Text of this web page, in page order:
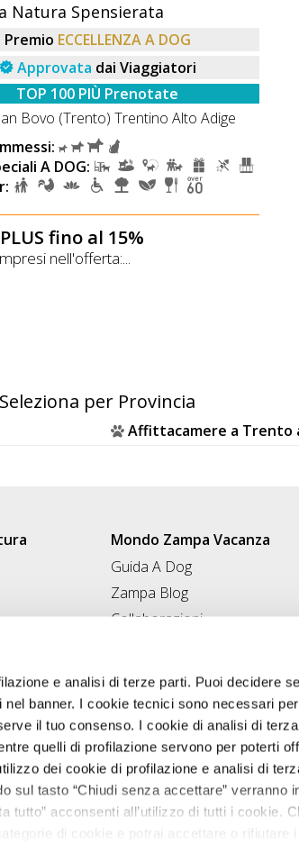
e analisi di terze parti. Puoi decidere
banner. I cookie tecnici sono necessari
il tuo consenso. I cookie di analisi di
quelli di profilazione servono per poterti
dei cookie di profilazione e analisi di
sul tasto “Chiudi senza accettare” verranno
tutto” acconsenti all’utilizzo di tutti i cookie.
di cookie e potrai accettare o rifiutare i
Natura Spensierata
Premio ECCELLENZA A DOG
Approvata dai Viaggiatori
TOP 100 PIÙ Prenotate
Bovo (Trento) Trentino Alto Adige
A DOG:
fino al 15%
nell'offerta:...
Seleziona per Provincia
Affittacamere a Trento
Mondo Zampa Vacanza
Guida A Dog
Zampa Blog
Collaborazioni